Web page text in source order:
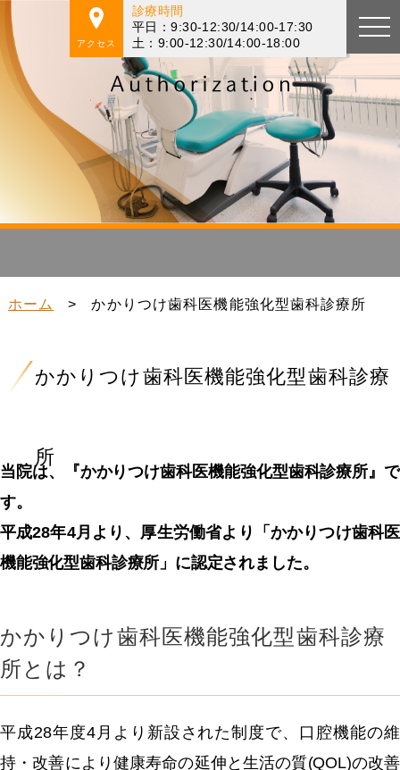
アクセス
診療時間
平日：9:30-12:30/14:00-17:30
土：9:00-12:30/14:00-18:00
ホーム > かかりつけ歯科医機能強化型歯科診療所
かかりつけ歯科医機能強化型歯科診療
所
当院は、『かかりつけ歯科医機能強化型歯科診療所』で
す。
平成28年4月より、厚生労働省より「かかりつけ歯科医
機能強化型歯科診療所」に認定されました。
かかりつけ歯科医機能強化型歯科診療
所とは？
平成28年度4月より新設された制度で、口腔機能の維
持・改善により健康寿命の延伸と生活の質(QOL)の改善